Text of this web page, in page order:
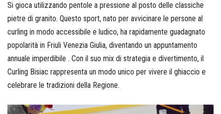
Si gioca utilizzando pentole a pressione al posto delle classiche
pietre di granito. Questo sport, nato per avvicinare le persone al
curling in modo accessibile e ludico, ha rapidamente guadagnato
popolarità in Friuli Venezia Giulia, diventando un appuntamento
annuale imperdibile . Con il suo mix di strategia e divertimento, il
Curling Bisiac rappresenta un modo unico per vivere il ghiaccio e
celebrare le tradizioni della Regione.